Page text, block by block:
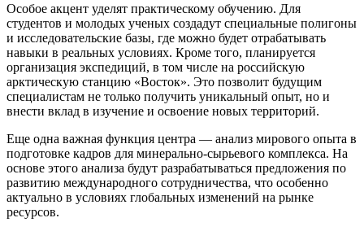
Особое акцент уделят практическому обучению. Для
студентов и молодых ученых создадут специальные полигоны
и исследовательские базы, где можно будет отрабатывать
навыки в реальных условиях. Кроме того, планируется
организация экспедиций, в том числе на российскую
арктическую станцию «Восток». Это позволит будущим
специалистам не только получить уникальный опыт, но и
внести вклад в изучение и освоение новых территорий.
Еще одна важная функция центра — анализ мирового опыта в
подготовке кадров для минерально-сырьевого комплекса. На
основе этого анализа будут разрабатываться предложения по
развитию международного сотрудничества, что особенно
актуально в условиях глобальных изменений на рынке
ресурсов.